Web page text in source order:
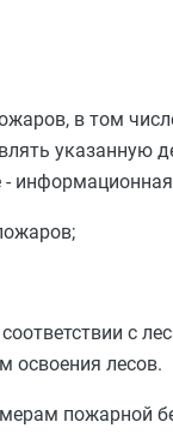
в том
указанную
с
освоения лесов.
пожарной